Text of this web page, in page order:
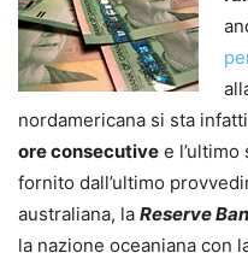
nordamericana si sta
ore consecutive e
fornito dall’ultimo
australiana, la Reserve
la nazione oceaniana con